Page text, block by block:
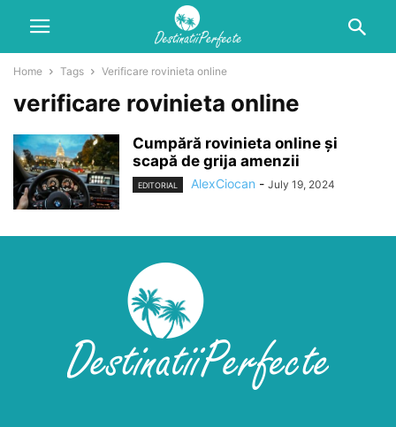
Home Tags Verificare rovinieta online
verificare rovinieta online
Cumpără rovinieta online și
scapă de grija amenzii
EDITORIAL AlexCiocan - July 19, 2024